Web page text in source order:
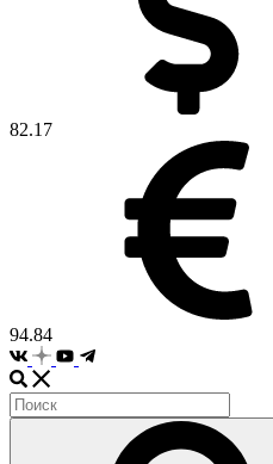
82.17
94.84